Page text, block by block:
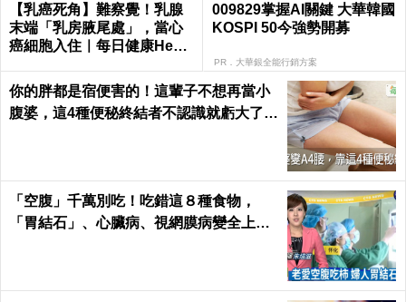
【乳癌死角】難察覺！乳腺
末端「乳房腋尾處」，當心
癌細胞入住｜每日健康Healt
009829掌握AI關鍵 大華韓國
KOSPI 50今強勢開募
PR．大華銀全能行銷方案
你的胖都是宿便害的！這輩子不想再當小
腹婆，這4種便秘終結者不認識就虧大了｜
「空腹」千萬別吃！吃錯這８種食物，
「胃結石」、心臟病、視網膜病變全上身